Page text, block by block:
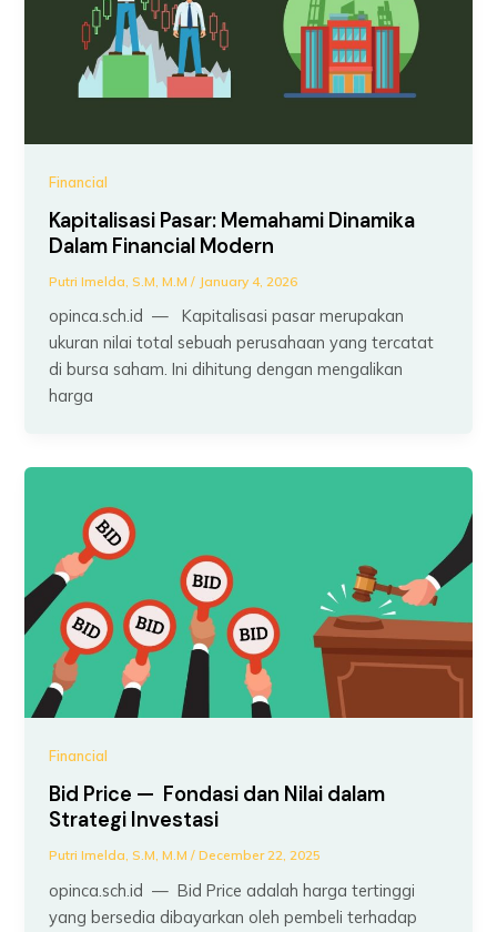
Financial
Kapitalisasi Pasar: Memahami Dinamika
Dalam Financial Modern
Putri Imelda, S.M, M.M/ January 4, 2026
opinca.sch.id — Kapitalisasi pasar merupakan
ukuran nilai total sebuah perusahaan yang tercatat
di bursa saham. Ini dihitung dengan mengalikan
harga
Financial
Bid Price — Fondasi dan Nilai dalam
Strategi Investasi
Putri Imelda, S.M, M.M/December 22, 2025
opinca.sch.id — Bid Price adalah harga tertinggi
yang bersedia dibayarkan oleh pembeli terhadap